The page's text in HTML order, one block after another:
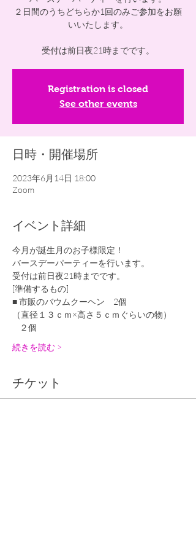
２日間のうちどちらか1回のみご参加をお願
いいたします。
受付は前日夜21時までです。
Registration is closed
See other events
日時・開催場所
2023年6月14日 18:00
Zoom
イベント詳細
今月が誕生月のお子様限定！
バースデーパーティーを行います。
受付は前日夜21時までです。
[準備するもの]
■ 市販のバウムクーヘン　2個
（直径１３ｃｍ×高さ５ｃｍぐらいの物）
２個
続きを読む >
チケット